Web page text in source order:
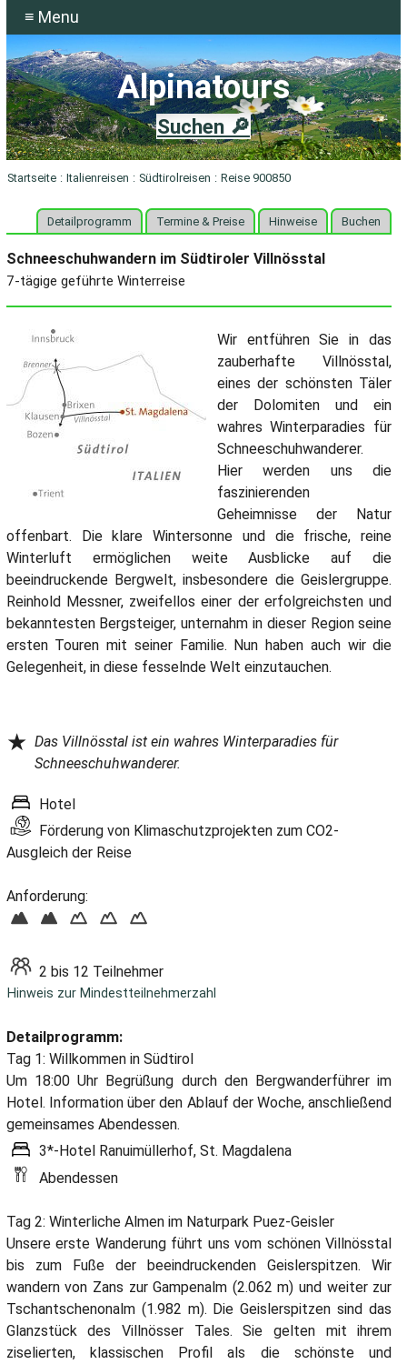
≡ Menu
Suchen 🔎
Alpinatours
Startseite : Italienreisen : Südtirolreisen : Reise 900850
Detailprogramm Termine & Preise Hinweise Buchen
Schneeschuhwandern im Südtiroler Villnösstal
7-tägige geführte Winterreise
Wir entführen Sie in das
zauberhafte Villnösstal,
eines der schönsten Täler
der Dolomiten und ein
wahres Winterparadies für
Schneeschuhwanderer.
Hier werden uns die
faszinierenden
Geheimnisse der Natur
offenbart. Die klare Wintersonne und die frische, reine
Winterluft ermöglichen weite Ausblicke auf die
beeindruckende Bergwelt, insbesondere die Geislergruppe.
Reinhold Messner, zweifellos einer der erfolgreichsten und
bekanntesten Bergsteiger, unternahm in dieser Region seine
ersten Touren mit seiner Familie. Nun haben auch wir die
Gelegenheit, in diese fesselnde Welt einzutauchen.
★ Das Villnösstal ist ein wahres Winterparadies für
Schneeschuhwanderer.
Hotel
Förderung von Klimaschutzprojekten zum CO2-
Ausgleich der Reise
Anforderung:
2 bis 12 Teilnehmer
Hinweis zur Mindestteilnehmerzahl
Detailprogramm:
Tag 1: Willkommen in Südtirol
Um 18:00 Uhr Begrüßung durch den Bergwanderführer im
Hotel. Information über den Ablauf der Woche, anschließend
gemeinsames Abendessen.
3*-Hotel Ranuimüllerhof, St. Magdalena
Abendessen
Tag 2: Winterliche Almen im Naturpark Puez-Geisler
Unsere erste Wanderung führt uns vom schönen Villnösstal
bis zum Fuße der beeindruckenden Geislerspitzen. Wir
wandern von Zans zur Gampenalm (2.062 m) und weiter zur
Tschantschenonalm (1.982 m). Die Geislerspitzen sind das
Glanzstück des Villnösser Tales. Sie gelten mit ihrem
ziselierten, klassischen Profil als die schönste und